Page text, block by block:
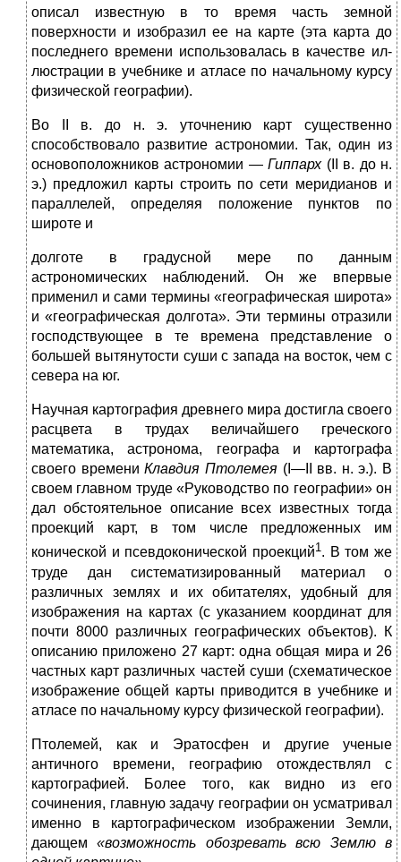
описал из­вестную в то время часть земной
поверхности и изобразил ее на кар­те (эта карта до
последнего времени использовалась в качестве ил­
люстрации в учебнике и атласе по начальному курсу
физической ге­ографии).
Во II в. до н. э. уточнению карт существенно
способствовало раз­витие астрономии. Так, один из
основоположников астрономии —Гиппарх (II в. до н.
э.) предложил карты строить по сети мери­дианов и
параллелей, определяя положение пунктов по
широте и
долготе в градусной мере по данным
астрономических наблюдений. Он же впервые
применил и сами термины «географическая широта»
и «географическая долгота». Эти термины отразили
господствующее в те времена представление о
большей вытянутости суши с запада на восток, чем с
севера на юг.
Научная картография древнего мира достигла своего
расцвета в трудах величайшего греческого
математика, астронома, географа и картографа
своего времениКлавдия Птолемея (I—II вв. н. э.). В
своем главном труде «Руководство по географии» он
дал обстоя­тельное описание всех известных тогда
проекций карт, в том числе предложенных им
конической и псевдоконической проекций1. В том же
труде дан систематизированный материал о
различных землях и их обитателях, удобный для
изображения на картах (с указанием ко­ординат для
почти 8000 различных географических объектов). К
описанию приложено 27 карт: одна общая мира и 26
частных карт различных частей суши (схематическое
изображение общей карты приводится в учебнике и
атласе по начальному курсу физической географии).
Птолемей, как и Эратосфен и другие ученые
античного времени, географию отождествлял с
картографией. Более того, как видно из его
сочинения, главную задачу географии он усматривал
именно в картографическом изображении Земли,
дающем«возможность обо­зревать всю Землю в